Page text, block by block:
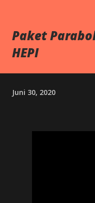
diharapkan dapat
praktik-praktik yang
Paket
HEPI
Juni 30, 2020